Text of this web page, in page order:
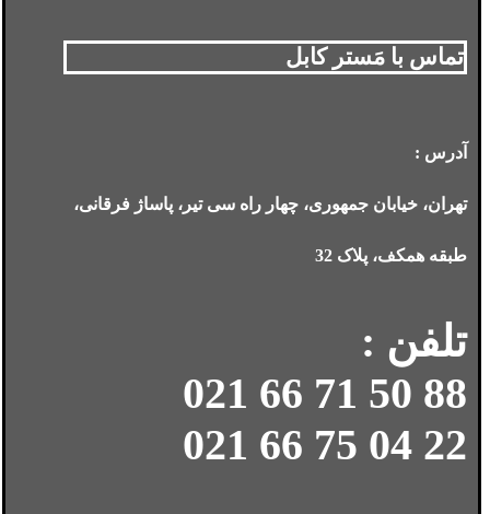
تماس با مَستر کابل
آدرس :
تهران، خیابان جمهوری، چهار راه سی تیر، پاساژ فرقانی،
طبقه همکف، پلاک 32
تلفن :
88 50 71 66 021
22 04 75 66 021